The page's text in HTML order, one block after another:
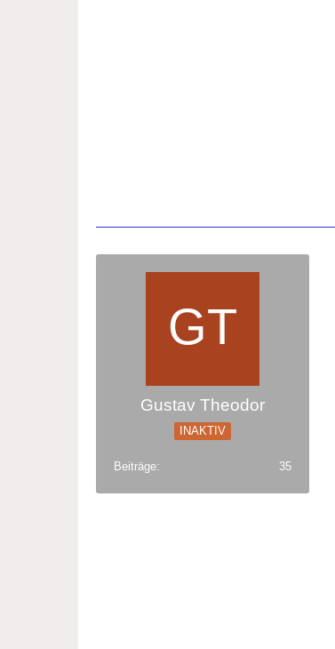
Gustav Theodor
INAKTIV
Beiträge 35